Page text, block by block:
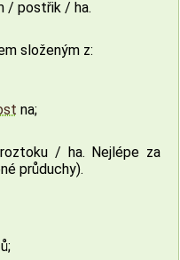
/ postřik / ha.
složeným z:
na;
/ ha. Nejlépe za
průduchy).